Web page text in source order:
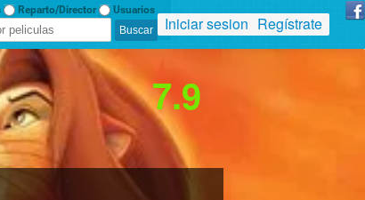
Reparto/Director Usuarios
Iniciar sesion Regístrate
7.9